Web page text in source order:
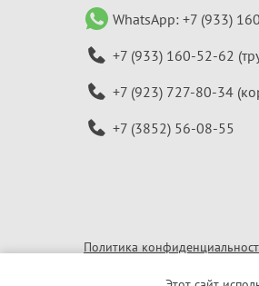
WhatsApp: +7 (933)
+7 (933) 160-52-62
+7 (923) 727-80-34
+7 (3852) 56-08-55
Политика